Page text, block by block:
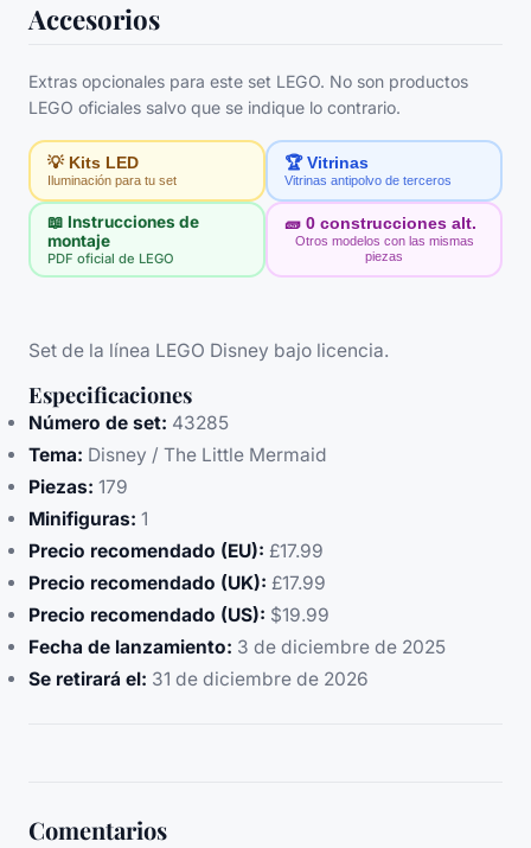
Accesorios
Extras opcionales para este set LEGO. No son productos
LEGO oficiales salvo que se indique lo contrario.
💡 Kits LED
Iluminación para tu set
🏆 Vitrinas
Vitrinas antipolvo de terceros
📖 Instrucciones de
montaje
PDF oficial de LEGO
🧱 0 construcciones alt.
Otros modelos con las mismas
piezas
Set de la línea LEGO Disney bajo licencia.
Especificaciones
Número de set: 43285
Tema: Disney / The Little Mermaid
Piezas: 179
Minifiguras: 1
Precio recomendado (EU): £17.99
Precio recomendado (UK): £17.99
Precio recomendado (US): $19.99
Fecha de lanzamiento: 3 de diciembre de 2025
Se retirará el: 31 de diciembre de 2026
Comentarios